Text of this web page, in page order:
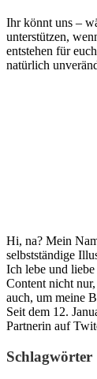
Ihr könnt uns –
unterstützen,
entstehen für
natürlich
Hi, na? Mein
selbstständige
Ich lebe und
Content nicht
auch, um meine
Seit dem 12.
Partnerin auf
Schlagwörter